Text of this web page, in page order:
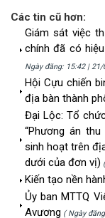
Các tin cũ hơn:
Giám sát việc
chính đã có
Ngày đăng: 15:42 | 21/
Hội Cựu chiến
địa bàn thành
Đại Lộc: Tổ
“Phương án
sinh hoạt trên
dưới của đơn vị)
Kiến tạo nền
Ủy ban MTTQ
Avương ( Ngày